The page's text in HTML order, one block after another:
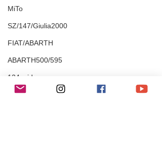
MiTo
SZ/147/Giulia2000
FIAT/ABARTH
ABARTH500/595
124spider
Fiat500C
TOYOTA